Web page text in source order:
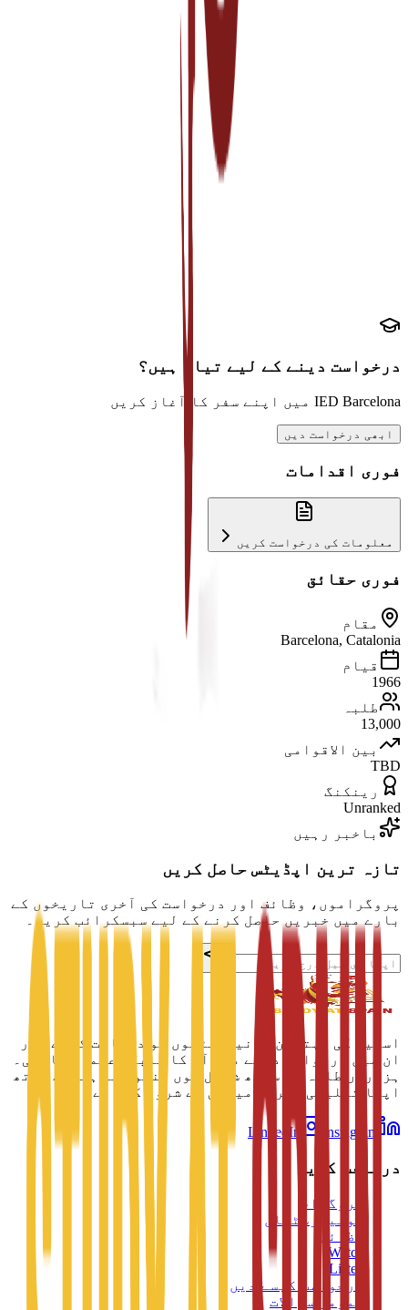
ہائی اسکول ڈپلومہ یا اس کے مساوی
کم از کم جی پی اے 3.0/4.0
تعلیمی ٹرانسکرپٹس
ہسپانوی پروگراموں کے لیے DELE/SIELE
انگریزی مہارت کا سرٹیفکیٹ
درخواست دینے کے لیے تیار ہیں؟
IED Barcelona میں اپنے سفر کا آغاز کریں
ابھی درخواست دیں
فوری اقدامات
معلومات کی درخواست کریں
فوری حقائق
مقام
Barcelona, Catalonia
قیام
1966
طلبہ
13,000
بین الاقوامی
TBD
رینکنگ
Unranked
باخبر رہیں
تازہ ترین اپڈیٹس حاصل کریں
پروگراموں، وظائف اور درخواست کی آخری تاریخوں کے
بارے میں خبریں حاصل کرنے کے لیے سبسکرائب کریں۔
اسپین کی بہترین یونیورسٹیوں کو دریافت کرنے اور
ان میں درخواست دینے میں آپ کا قابل اعتماد ساتھی۔
ہزاروں طلبہ کے ساتھ شامل ہوں جنہوں نے ہمارے ساتھ
اپنا تعلیمی سفر کامیابی سے شروع کیا ہے۔
LinkedIn Instagram
دریافت کریں
پروگرام
یونیورسٹیاں
وظائف
Watch
Listen
درخواست کیسے دیں
عمومی سوالات